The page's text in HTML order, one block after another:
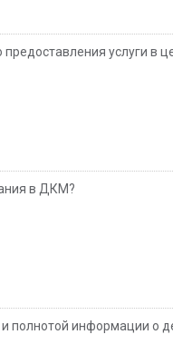
услуги в
в ДКМ?
полнотой информации о